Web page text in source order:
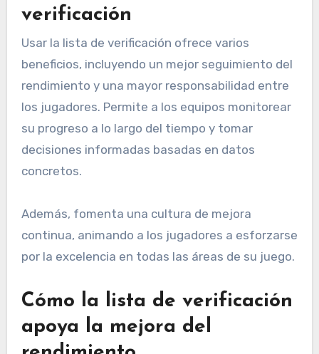
verificación
Usar la lista de verificación ofrece varios
beneficios, incluyendo un mejor seguimiento del
rendimiento y una mayor responsabilidad entre
los jugadores. Permite a los equipos monitorear
su progreso a lo largo del tiempo y tomar
decisiones informadas basadas en datos
concretos.
Además, fomenta una cultura de mejora
continua, animando a los jugadores a esforzarse
por la excelencia en todas las áreas de su juego.
Cómo la lista de verificación
apoya la mejora del